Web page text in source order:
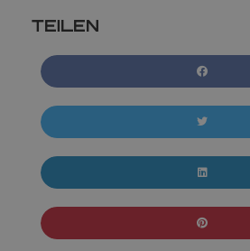
TEILEN